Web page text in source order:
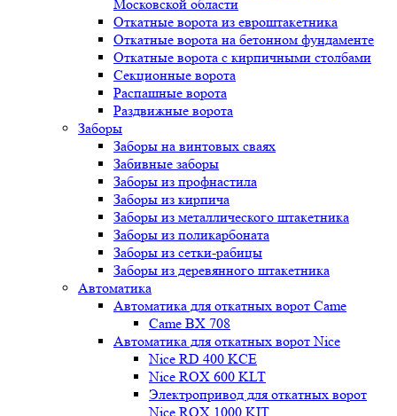
Московской области
Откатные ворота из евроштакетника
Откатные ворота на бетонном фундаменте
Откатные ворота с кирпичными столбами
Секционные ворота
Распашные ворота
Раздвижные ворота
Заборы
Заборы на винтовых сваях
Забивные заборы
Заборы из профнастила
Заборы из кирпича
Заборы из металлического штакетника
Заборы из поликарбоната
Заборы из сетки-рабицы
Заборы из деревянного штакетника
Автоматика
Автоматика для откатных ворот Came
Came BX 708
Автоматика для откатных ворот Nice
Nice RD 400 KCE
Nice ROX 600 KLT
Электропривод для откатных ворот
Nice ROX 1000 KIT